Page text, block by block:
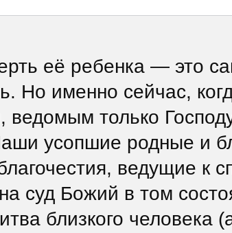
её ребенка — это
Но именно сейчас,
только
усопшие родные и
ведущие к
суд Божий в том
близкого